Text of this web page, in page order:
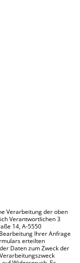
Verarbeitung der oben
Verantwortlichen 3
14, A-5550
Ihrer Anfrage
erteilten
Daten zum Zweck der